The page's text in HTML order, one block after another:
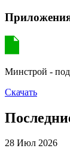
Минстрой -
Скачать
28 Июл 2026